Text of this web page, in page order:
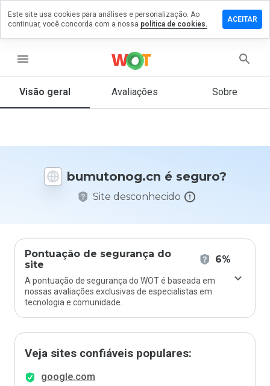
menu
Visão geral Avaliações Sobre
bumutonog.cn é seguro?
Site desconhecido
Pontuação de segurança do
site
6%
A pontuação de segurança do WOT é baseada em
nossas avaliações exclusivas de especialistas em
tecnologia e comunidade.
Veja sites confiáveis populares:
google.com
um
que
Este site usa cookies para análises e personalização. Ao
continuar, você concorda com a nossa política de cookies.
ACEITAR